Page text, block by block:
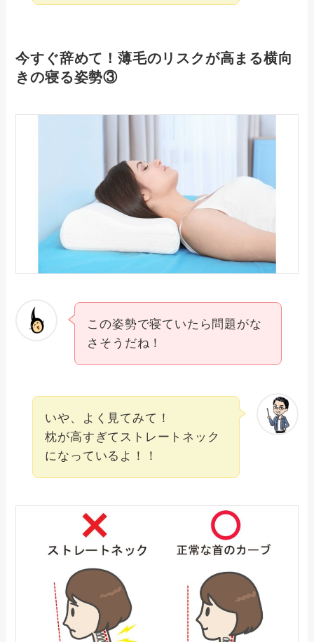
今すぐ辞めて！薄毛のリスクが高まる横向
きの寝る姿勢③
この姿勢で寝ていたら問題がな
さそうだね！
いや、よく見てみて！
枕が高すぎてストレートネック
になっているよ！！